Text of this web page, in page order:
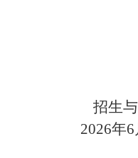
招生
2026年6